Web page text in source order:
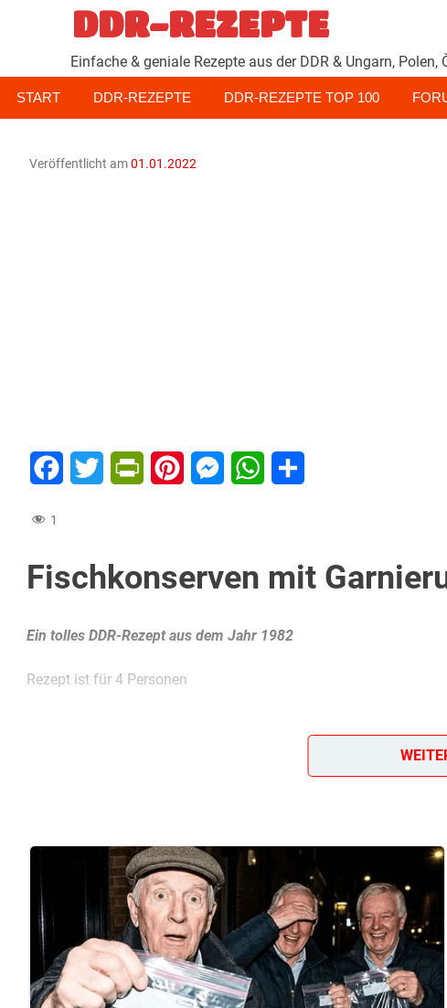
Zum
Inhalt
springen
DDR-REZEPTE
Einfache & geniale Rezepte aus der DDR & Ungarn, Polen,
START DDR-REZEPTE DDR-REZEPTE TOP 100
Veröffentlicht am01.01.2022
FacebookTwitter PrintFriendly
PinterestMessengerWhatsApp
1
Fischkonserven mit
Ein tolles DDR-Rezept aus dem Jahr 1982
Rezept ist für 4 Personen
Diese Zutaten brauchen wir…
1 hartgekochtes Ei
Lob, Kritik, Fragen oder Anregungen zum Rezept? Dann
eine Bewertung!
Und so wird es gemacht…